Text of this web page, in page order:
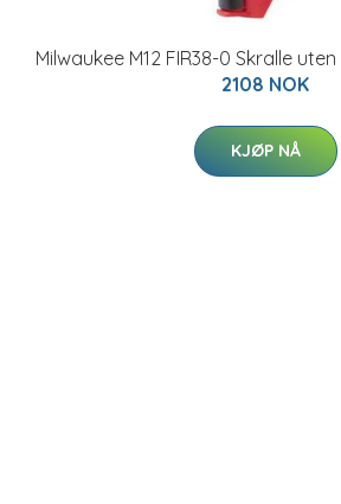
Milwaukee M12 FIR38-0 Skralle
2108 NOK
KJØP NÅ